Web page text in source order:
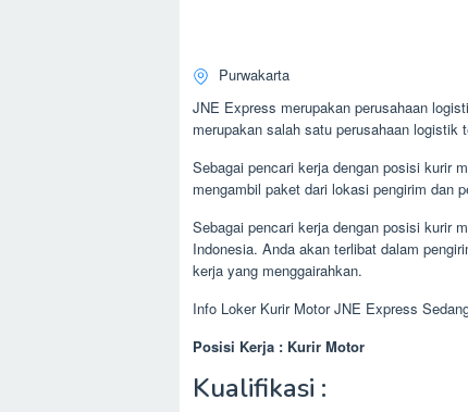
Purwakarta
JNE Express merupakan perusahaan
merupakan salah satu perusahaan logistik
Sebagai pencari kerja dengan posisi kurir
mengambil paket dari lokasi pengirim dan
Sebagai pencari kerja dengan posisi kurir
Indonesia. Anda akan terlibat dalam
kerja yang menggairahkan.
Info Loker Kurir Motor JNE Express
Posisi Kerja : Kurir Motor
Kualifikasi :